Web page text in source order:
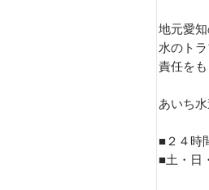
地元愛知
水のト
責任を
あいち
■２４時
■土・日